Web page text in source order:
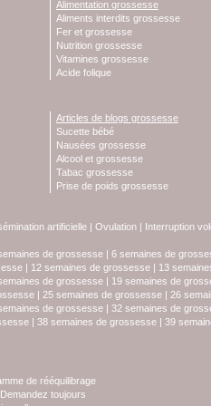
Alimentation grossesse
Aliments interdits grossesse
Fer et grossesse
Nutrition grossesse
Vitamines grossesse
Acide folique
Articles de blogs grossesse
Sucette bébé
Nausées grossesse
Alcool et grossesse
Tabac grossesse
Prise de poids grossesse
artificielle | Ovulation | Interruption
de grossesse | 6 semaines de
| 12 semaines de grossesse | 13
de grossesse | 19 semaines de
| 25 semaines de grossesse | 26
de grossesse | 32 semaines de
| 38 semaines de grossesse | 39
de rééquilibrage
toujours